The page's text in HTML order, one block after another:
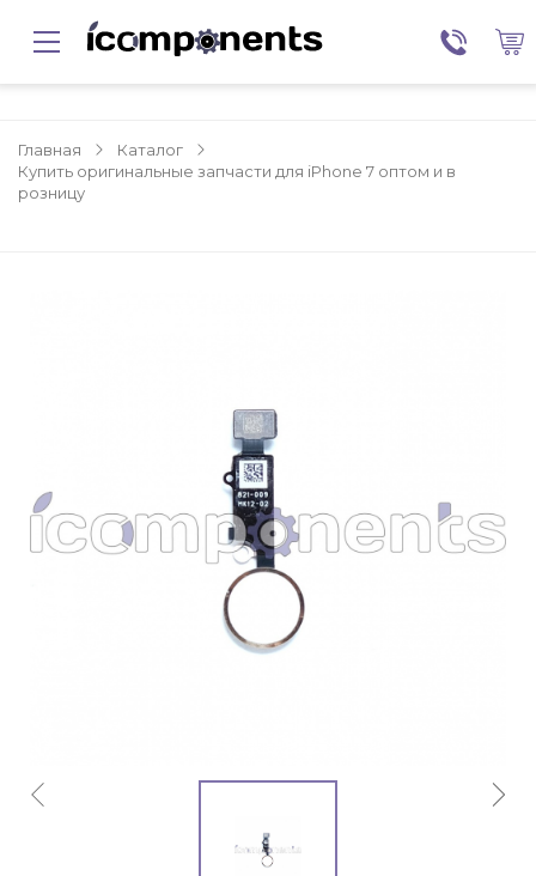
Главная
Каталог
Купить оригинальные запчасти для iPhone 7 оптом и в
розницу